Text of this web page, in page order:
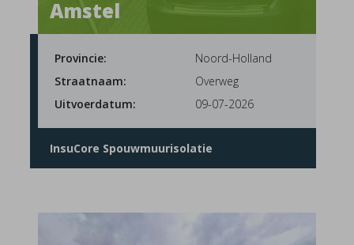
Amstel
Provincie:
Noord-Holland
Straatnaam:
Overweg
Uitvoerdatum:
09-07-2026
InsuCore Spouwmuurisolatie